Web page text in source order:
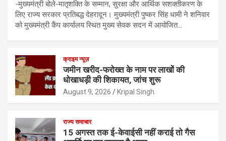
-मुख्यमंत्री बोले-मातृशक्ति के सम्मान, सुरक्षा और आर्थिक सशक्तीकरण के
लिए राज्य सरकार प्रतिबद्ध देहरादून। मुख्यमंत्री पुष्कर सिंह धामी ने शनिवार
को मुख्यमंत्री कैंप कार्यालय स्थित मुख्य सेवक सदन में आयोजित…
क्राइम न्यूज़
जमीन खरीद-फरोख्त के नाम पर लाखों की
धोखाधड़ी की शिकायत, जांच शुरू
August 9, 2026 Kripal Singh
राज्य समाचार
15 अगस्त तक ई-केवाईसी नहीं कराई तो गैस